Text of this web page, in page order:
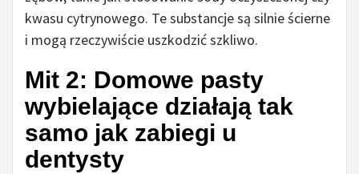
kwasu cytrynowego. Te substancje są silnie ścierne
i mogą rzeczywiście uszkodzić szkliwo.
Mit 2: Domowe pasty
wybielające działają tak
samo jak zabiegi u
dentysty